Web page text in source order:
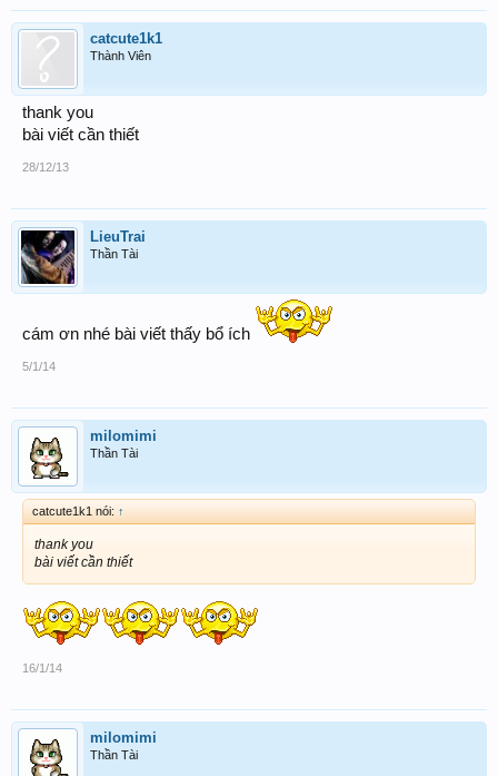
catcute1k1
Thành Viên
thank you
bài viết cần thiết
28/12/13
LieuTrai
Thần Tài
cám ơn nhé bài viết thấy bổ ích
5/1/14
milomimi
Thần Tài
catcute1k1 nói: ↑
thank you
bài viết cần thiết
16/1/14
milomimi
Thần Tài